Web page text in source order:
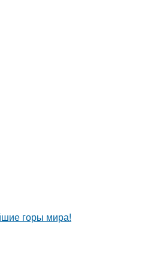
горы мира!